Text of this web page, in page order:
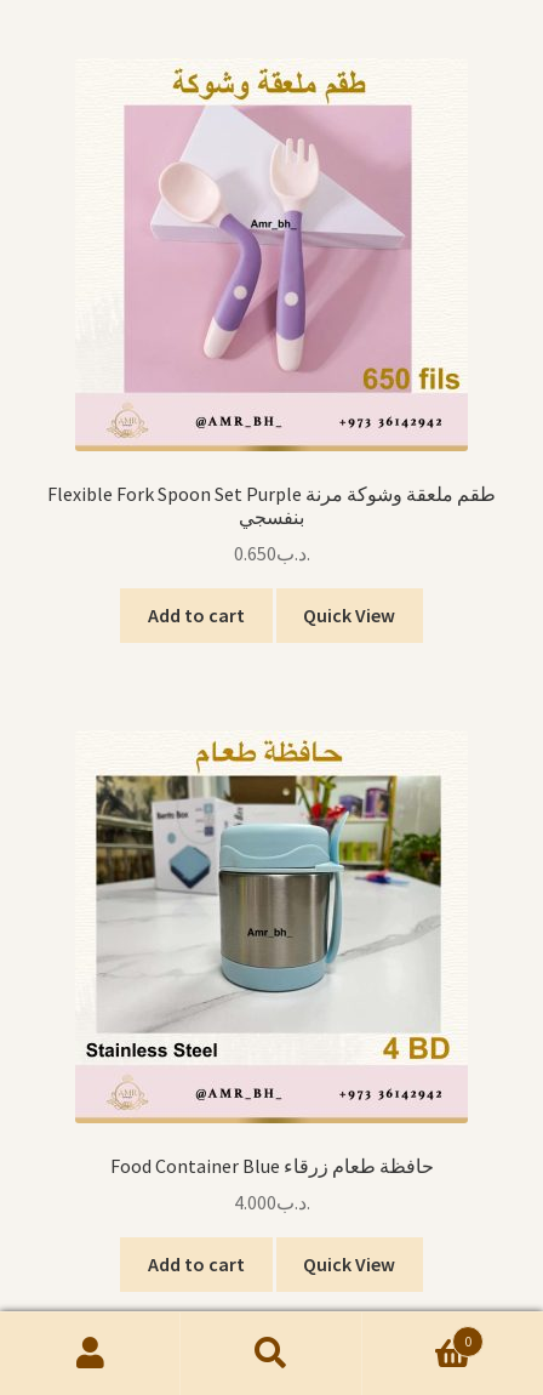
Flexible Fork Spoon Set Purple طقم ملعقة وشوكة مرنة
بنفسجي
.د.ب0.650
Add to cart Quick View
Food Container Blue حافظة طعام زرقاء
.د.ب4.000
Add to cart Quick View
0